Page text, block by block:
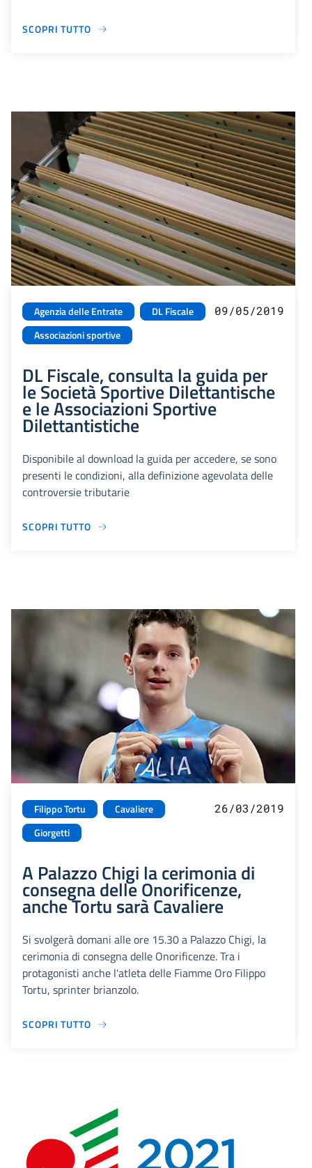
SCOPRI TUTTO
Agenzia delle Entrate
DL Fiscale
Associazioni sportive
09/05/2019
DL Fiscale, consulta la guida per
le Società Sportive Dilettantische
e le Associazioni Sportive
Dilettantistiche
Disponibile al download la guida per accedere, se sono
presenti le condizioni, alla definizione agevolata delle
controversie tributarie
SCOPRI TUTTO
Filippo Tortu
Cavaliere
Giorgetti
26/03/2019
A Palazzo Chigi la cerimonia di
consegna delle Onorificenze,
anche Tortu sarà Cavaliere
Si svolgerà domani alle ore 15.30 a Palazzo Chigi, la
cerimonia di consegna delle Onorificenze. Tra i
protagonisti anche l'atleta delle Fiamme Oro Filippo
Tortu, sprinter brianzolo.
SCOPRI TUTTO